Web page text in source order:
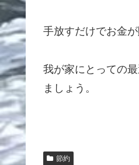
手放すだけでお金
我が家にとっての
ましょう。
節約